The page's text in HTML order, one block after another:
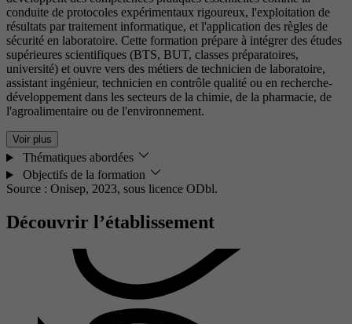
conduite de protocoles expérimentaux rigoureux, l'exploitation de
résultats par traitement informatique, et l'application des règles de
sécurité en laboratoire. Cette formation prépare à intégrer des études
supérieures scientifiques (BTS, BUT, classes préparatoires,
université) et ouvre vers des métiers de technicien de laboratoire,
assistant ingénieur, technicien en contrôle qualité ou en recherche-
développement dans les secteurs de la chimie, de la pharmacie, de
l'agroalimentaire ou de l'environnement.
Voir plus
Thématiques abordées
Objectifs de la formation
Source : Onisep, 2023, sous licence ODbl.
Découvrir l’établissement